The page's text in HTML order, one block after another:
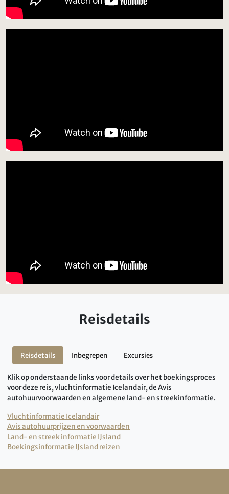
Reisdetails
Reisdetails Inbegrepen Excursies
Klik op onderstaande links voor details over het boekingsproces
voor deze reis, vluchtinformatie Icelandair, de Avis
autohuurvoorwaarden en algemene land- en streekinformatie.
Vluchtinformatie Icelandair
Avis autohuurprijzen en voorwaarden
Land- en streek informatie IJsland
Boekingsinformatie IJsland reizen